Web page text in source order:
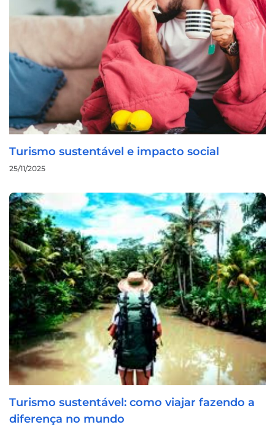
Turismo sustentável e impacto social
25/11/2025
Turismo sustentável: como viajar fazendo a
diferença no mundo